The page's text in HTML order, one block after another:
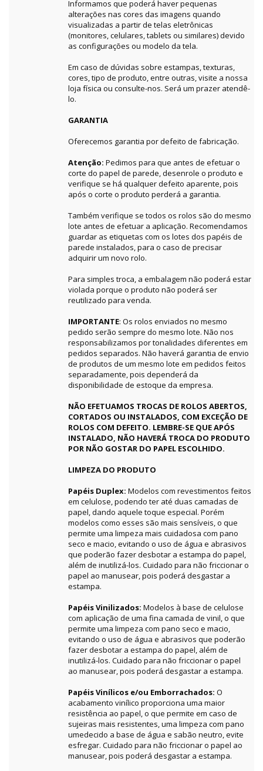
Informamos que poderá haver pequenas
alterações nas cores das imagens quando
visualizadas a partir de telas eletrônicas
(monitores, celulares, tablets ou similares) devido
as configurações ou modelo da tela.
Em caso de dúvidas sobre estampas, texturas,
cores, tipo de produto, entre outras, visite a nossa
loja física ou consulte-nos. Será um prazer atendê-
lo.
GARANTIA
Oferecemos garantia por defeito de fabricação.
Atenção: Pedimos para que antes de efetuar o
corte do papel de parede, desenrole o produto e
verifique se há qualquer defeito aparente, pois
após o corte o produto perderá a garantia.
Também verifique se todos os rolos são do mesmo
lote antes de efetuar a aplicação. Recomendamos
guardar as etiquetas com os lotes dos papéis de
parede instalados, para o caso de precisar
adquirir um novo rolo.
Para simples troca, a embalagem não poderá estar
violada porque o produto não poderá ser
reutilizado para venda.
IMPORTANTE: Os rolos enviados no mesmo
pedido serão sempre do mesmo lote. Não nos
responsabilizamos por tonalidades diferentes em
pedidos separados. Não haverá garantia de envio
de produtos de um mesmo lote em pedidos feitos
separadamente, pois dependerá da
disponibilidade de estoque da empresa.
NÃO EFETUAMOS TROCAS DE ROLOS ABERTOS,
CORTADOS OU INSTALADOS, COM EXCEÇÃO DE
ROLOS COM DEFEITO. LEMBRE-SE QUE APÓS
INSTALADO, NÃO HAVERÁ TROCA DO PRODUTO
POR NÃO GOSTAR DO PAPEL ESCOLHIDO.
LIMPEZA DO PRODUTO
Papéis Duplex: Modelos com revestimentos feitos
em celulose, podendo ter até duas camadas de
papel, dando aquele toque especial. Porém
modelos como esses são mais sensíveis, o que
permite uma limpeza mais cuidadosa com pano
seco e macio, evitando o uso de água e abrasivos
que poderão fazer desbotar a estampa do papel,
além de inutilizá-los. Cuidado para não friccionar o
papel ao manusear, pois poderá desgastar a
estampa.
Papéis Vinilizados: Modelos à base de celulose
com aplicação de uma fina camada de vinil, o que
permite uma limpeza com pano seco e macio,
evitando o uso de água e abrasivos que poderão
fazer desbotar a estampa do papel, além de
inutilizá-los. Cuidado para não friccionar o papel
ao manusear, pois poderá desgastar a estampa.
Papéis Vinílicos e/ou Emborrachados: O
acabamento vinílico proporciona uma maior
resistência ao papel, o que permite em caso de
sujeiras mais resistentes, uma limpeza com pano
umedecido a base de água e sabão neutro, evite
esfregar. Cuidado para não friccionar o papel ao
manusear, pois poderá desgastar a estampa.